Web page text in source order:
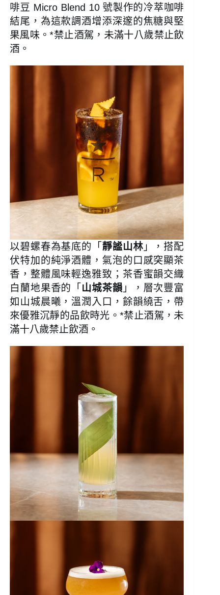
啡豆 Micro Blend 10 號製作的冷萃咖啡
結尾，為這款調酒增添深邃的焦糖與堅
果風味。*禁止酒駕，未滿十八歲禁止飲
酒。
以碧螺春為基底的「 靜謐山林」，搭配
伏特加的純淨酒體，氣泡的口感突顯茶
香，整體風味輕逸雅致；茶香蜜韻交織
白蘭地果香的「 山城茶韻 」，層次豐富
如山城晨曦，溫潤入口，餘韻繞舌，帶
來優雅沉靜的品飲時光。*禁止酒駕，未
滿十八歲禁止飲酒。